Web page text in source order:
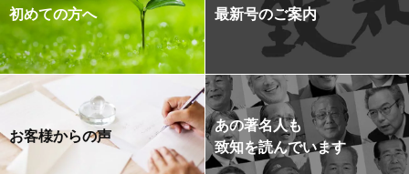
初めての方へ 最新号のご案内
お客様からの声
あの著名人も
致知を読んでいます